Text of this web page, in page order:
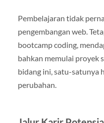
Pembelajaran tidak
pengembangan web.
bootcamp coding,
bahkan memulai proyek
bidang ini, satu-satunya
perubahan.